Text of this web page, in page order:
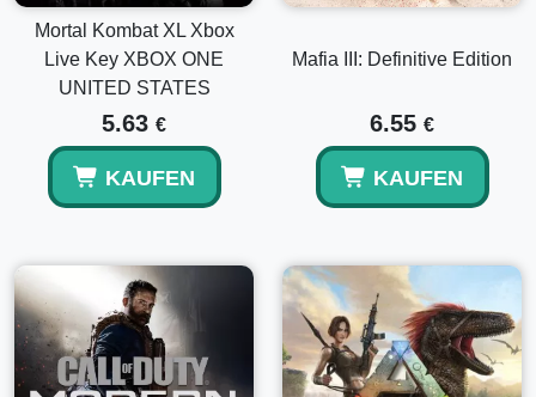
Mortal Kombat XL Xbox
Live Key XBOX ONE
UNITED STATES
5.63 €
KAUFEN
Mafia III: Definitive Edition
6.55 €
KAUFEN